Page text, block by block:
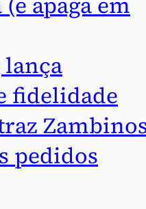
fidelidade
pedidos